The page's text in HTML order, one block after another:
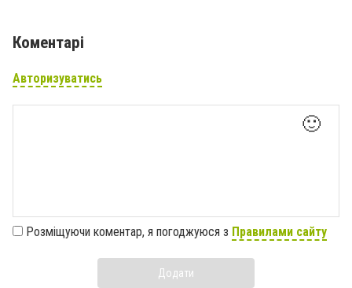
Коментарі
Авторизуватись
🙂
Розміщуючи коментар, я погоджуюся з Правилами сайту
Додати